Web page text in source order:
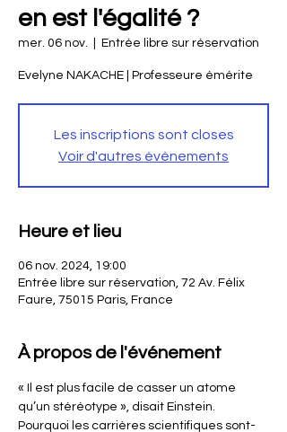
en est l'égalité ?
mer. 06 nov. Entrée libre sur réservation
Evelyne NAKACHE | Professeure émérite
Les inscriptions sont closes
Voir d'autres événements
Heure et lieu
06 nov. 2024, 19:00
Entrée libre sur réservation, 72 Av. Félix
Faure, 75015 Paris, France
À propos de l'événement
« Il est plus facile de casser un atome
qu’un stéréotype », disait Einstein.
Pourquoi les carrières scientifiques sont-